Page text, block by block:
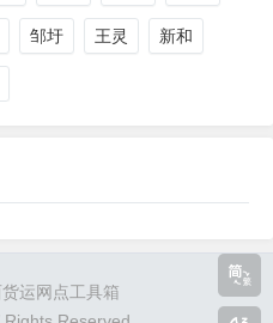
邹圩 王灵 新和
货运网点工具箱